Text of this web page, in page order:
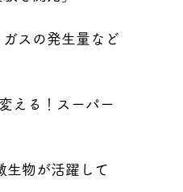
スの発生量など
える！スーパー
生物が活躍して